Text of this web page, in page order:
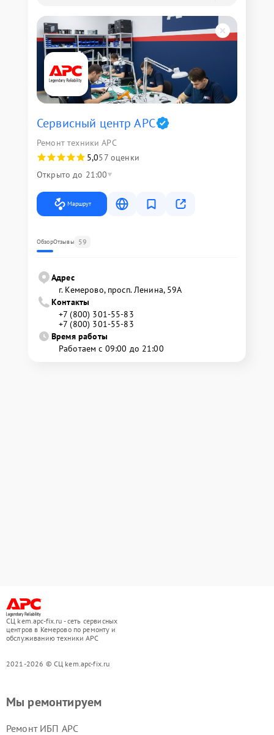
Сервисный центр APC
Ремонт техники APC
5,057 оценки
Открыто до 21:00
Маршрут
ОбзорОтзывы 59
Адрес
г. Кемерово, просп. Ленина, 59А
Контакты
+7 (800) 301-55-83
+7 (800) 301-55-83
Время работы
Работаем с 09:00 до 21:00
СЦ kem.apc-fix.ru - сеть сервисных
центров в Кемерово по ремонту и
обслуживанию техники APC
2021-2026 © СЦ kem.apc-fix.ru
Мы ремонтируем
Ремонт ИБП APC